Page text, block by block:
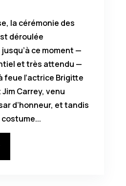
la cérémonie des
déroulée
ce moment —
et très attendu —
feue l’actrice Brigitte
Carrey, venu
d’honneur, et tandis